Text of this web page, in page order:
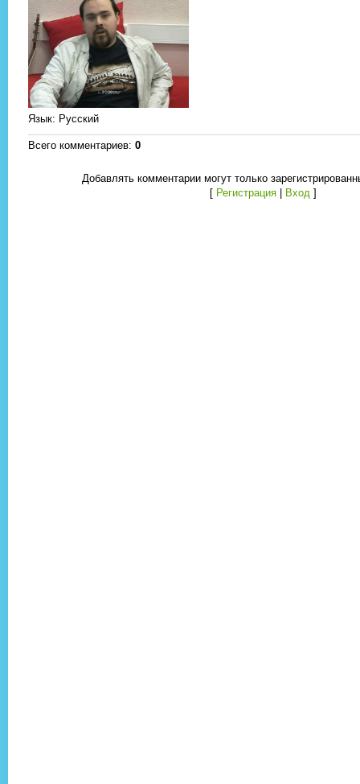
Язык: Русский
Всего комментариев: 0
Добавлять комментарии могут только
[ Регистрация| Вход]